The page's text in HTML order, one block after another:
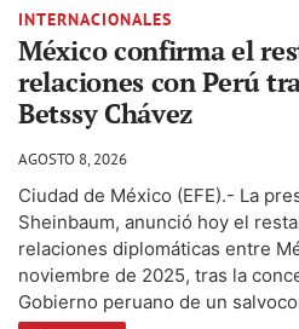
INTERNACIONALES
México confirma el
relaciones con Perú
Betssy Chávez
AGOSTO 8, 2026
Ciudad de México (EFE).- La
Sheinbaum, anunció hoy el
relaciones diplomáticas entre
noviembre de 2025, tras la
Gobierno peruano de un